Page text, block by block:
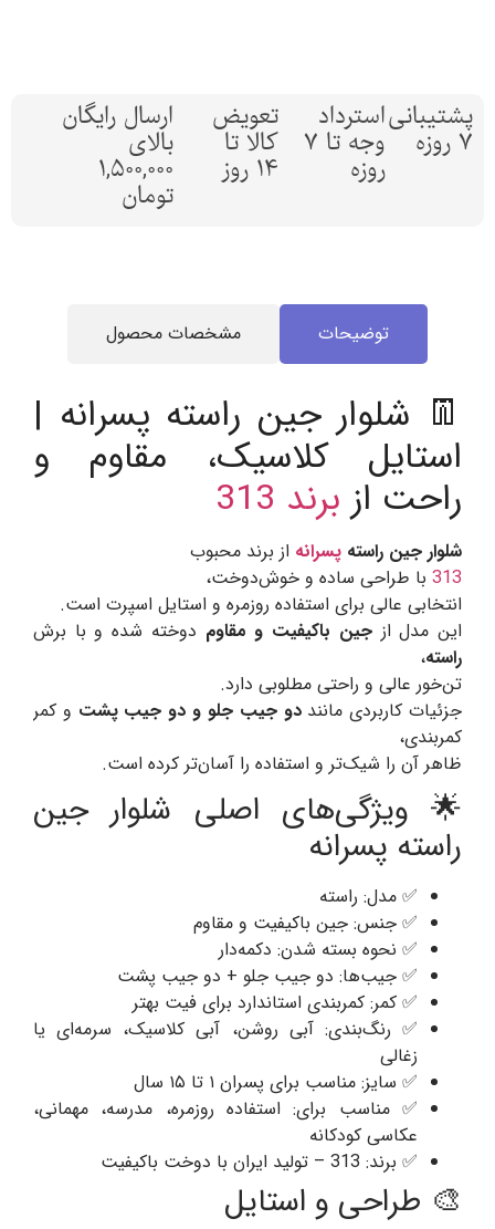
پشتیبانی
7 روزه
استرداد
وجه تا 7
روزه
تعویض
کالا تا
14 روز
ارسال رایگان
بالای
1,500,000
تومان
توضیحات مشخصات محصول
👖 شلوار جین راسته پسرانه |
استایل کلاسیک، مقاوم و
راحت از برند 313
شلوار جین راسته پسرانه از برند محبوب
313 با طراحی ساده و خوش‌دوخت،
انتخابی عالی برای استفاده روزمره و استایل اسپرت است.
این مدل ازجین باکیفیت و مقاوم دوخته شده و با برش
راسته،
تن‌خور عالی و راحتی مطلوبی دارد.
جزئیات کاربردی ماننددو جیب جلو و دو جیب پشت و کمر
کمربندی،
ظاهر آن را شیک‌تر و استفاده را آسان‌تر کرده است.
🌟 ویژگی‌های اصلی شلوار جین
راسته پسرانه
✅ مدل: راسته
✅ جنس: جین باکیفیت و مقاوم
✅ نحوه بسته شدن: دکمه‌دار
✅ جیب‌ها: دو جیب جلو + دو جیب پشت
✅ کمر: کمربندی استاندارد برای فیت بهتر
✅ رنگ‌بندی: آبی روشن، آبی کلاسیک، سرمه‌ای یا
زغالی
✅ سایز: مناسب برای پسران ۱ تا ۱۵ سال
✅ مناسب برای: استفاده روزمره، مدرسه، مهمانی،
عکاسی کودکانه
✅ برند: 313 – تولید ایران با دوخت باکیفیت
🎨 طراحی و استایل